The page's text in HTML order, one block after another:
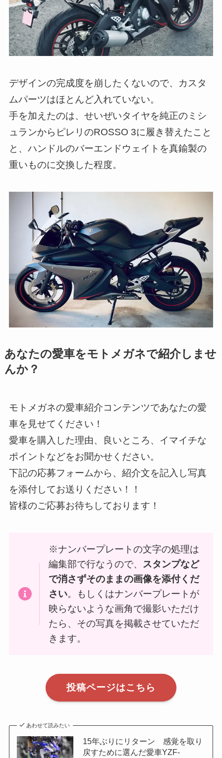
デザインの完成度を崩したくないので、カスタ
ムパーツはほとんど入れていない。
手を加えたのは、せいぜいタイヤを純正のミシ
ュランからピレリのROSSO 3に履き替えたこと
と、ハンドルのバーエンドウェイトを真鍮製の
重いものに交換した程度。
あなたの愛車をモトメガネで紹介しませ
んか？
モトメガネの愛車紹介コンテンツであなたの愛
車を見せてください！
愛車を購入した理由、良いところ、イマイチな
ポイントなどをお聞かせください。
下記の応募フォームから、紹介文を記入し写真
を添付してお送りください！！
皆様のご応募お待ちしております！
※ナンバープレートの文字の処理は
編集部で行なうので、
スタンプなど
で消さずそのままの画像を添付くだ
さい。もしくはナンバープレートが
映らないような画角で撮影いただけ
たら、その写真を掲載させていただ
きます。
投稿ページはこちら
あわせて読みたい
15年ぶりにリターン 感覚を取り
戻すために選んだ愛車YZF-